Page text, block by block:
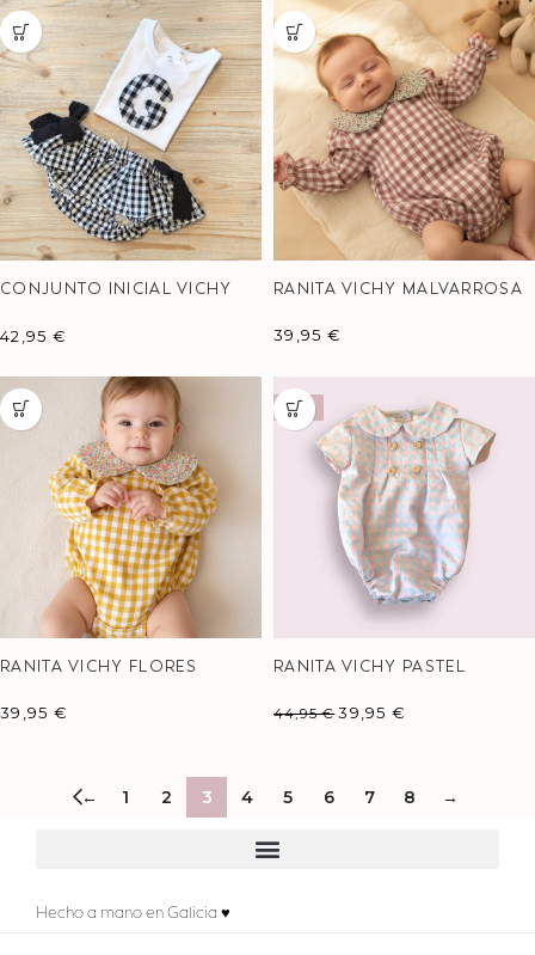
CONJUNTO INICIAL VICHY
42,95 €
RANITA VICHY MALVARROSA
39,95 €
RANITA VICHY FLORES
39,95 €
-11%
RANITA VICHY PASTEL
44,95€ 39,95€
← 1 2 3 4 5 6 7 8 →
Hecho a mano en Galicia ♥